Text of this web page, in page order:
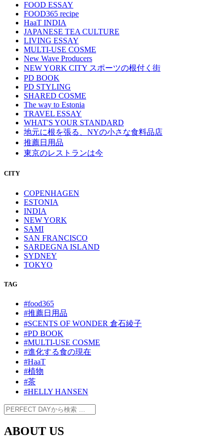
FOOD ESSAY
FOOD365 recipe
HaaT INDIA
JAPANESE TEA CULTURE
LIVING ESSAY
MULTI-USE COSME
New Wave Producers
NEW YORK CITY スポーツの根付く街
PD BOOK
PD STYLING
SHARED COSME
The way to Estonia
TRAVEL ESSAY
WHAT'S YOUR STANDARD
地元に根を張る、NYの小さな食料品店
推薦日用品
東京のレストランは今
CITY
COPENHAGEN
ESTONIA
INDIA
NEW YORK
SAMI
SAN FRANCISCO
SARDEGNA ISLAND
SYDNEY
TOKYO
TAG
#food365
#推薦日用品
#SCENTS OF WONDER 倉石綾子
#PD BOOK
#MULTI-USE COSME
#進化する食の現在
#HaaT
#植物
#茶
#HELLY HANSEN
ABOUT US